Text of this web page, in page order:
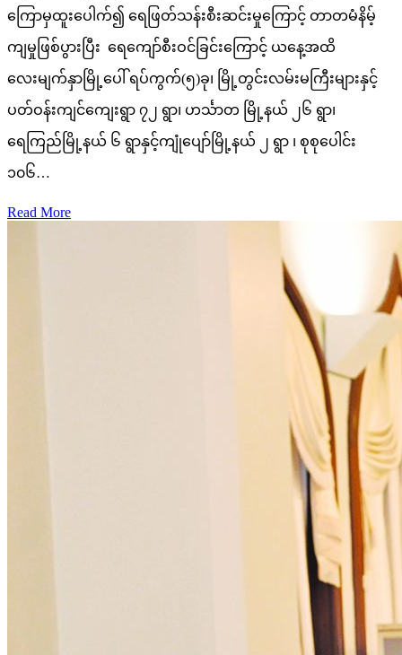
ကြောမှထူးပေါက်၍ ရေဖြတ်သန်းစီးဆင်းမှုကြောင့် တာတမံနိမ့်
ကျမှုဖြစ်ပွားပြီး ရေကျော်စီးဝင်ခြင်းကြောင့် ယနေ့အထိ
လေးမျက်နှာမြို့ပေါ် ရပ်ကွက်(၅)ခု၊ မြို့တွင်းလမ်းမကြီးများနှင့်
ပတ်ဝန်းကျင်ကျေးရွာ ၇၂ ရွာ၊ ဟင်္သာတ မြို့နယ် ၂၆ ရွာ၊
ရေကြည်မြို့နယ် ၆ ရွာနှင့်ကျုံပျော်မြို့နယ် ၂ ရွာ ၊ စုစုပေါင်း
၁၀၆…
Read More